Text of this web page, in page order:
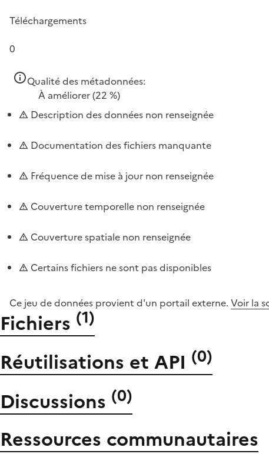
Téléchargements
0
Qualité des métadonnées:
À améliorer(22 %)
Description des données non renseignée
Documentation des fichiers manquante
Fréquence de mise à jour non renseignée
Couverture temporelle non renseignée
Couverture spatiale non renseignée
Certains fichiers ne sont pas disponibles
Ce jeu de données provient d'un portail externe. Voir la
Fichiers (1)
Réutilisations et API (0)
Discussions (0)
Ressources communautaires